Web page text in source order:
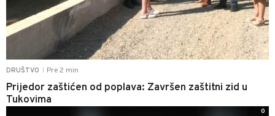
DRUŠTVO Pre 2 min
Prijedor zaštićen od poplava: Završen zaštitni zid u
Tukovima
0